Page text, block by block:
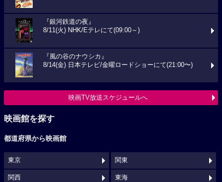
『銀河鉄道の夜』
8/11(火) NHK/Eテレにて(09:00～)
『風の谷のナウシカ』
8/14(金) 日本テレビ/金曜ロードショーにて(21:00〜)
映画TV放送スケジュールへ
映画館を探す
都道府県から映画館
東京 関東
関西 東海